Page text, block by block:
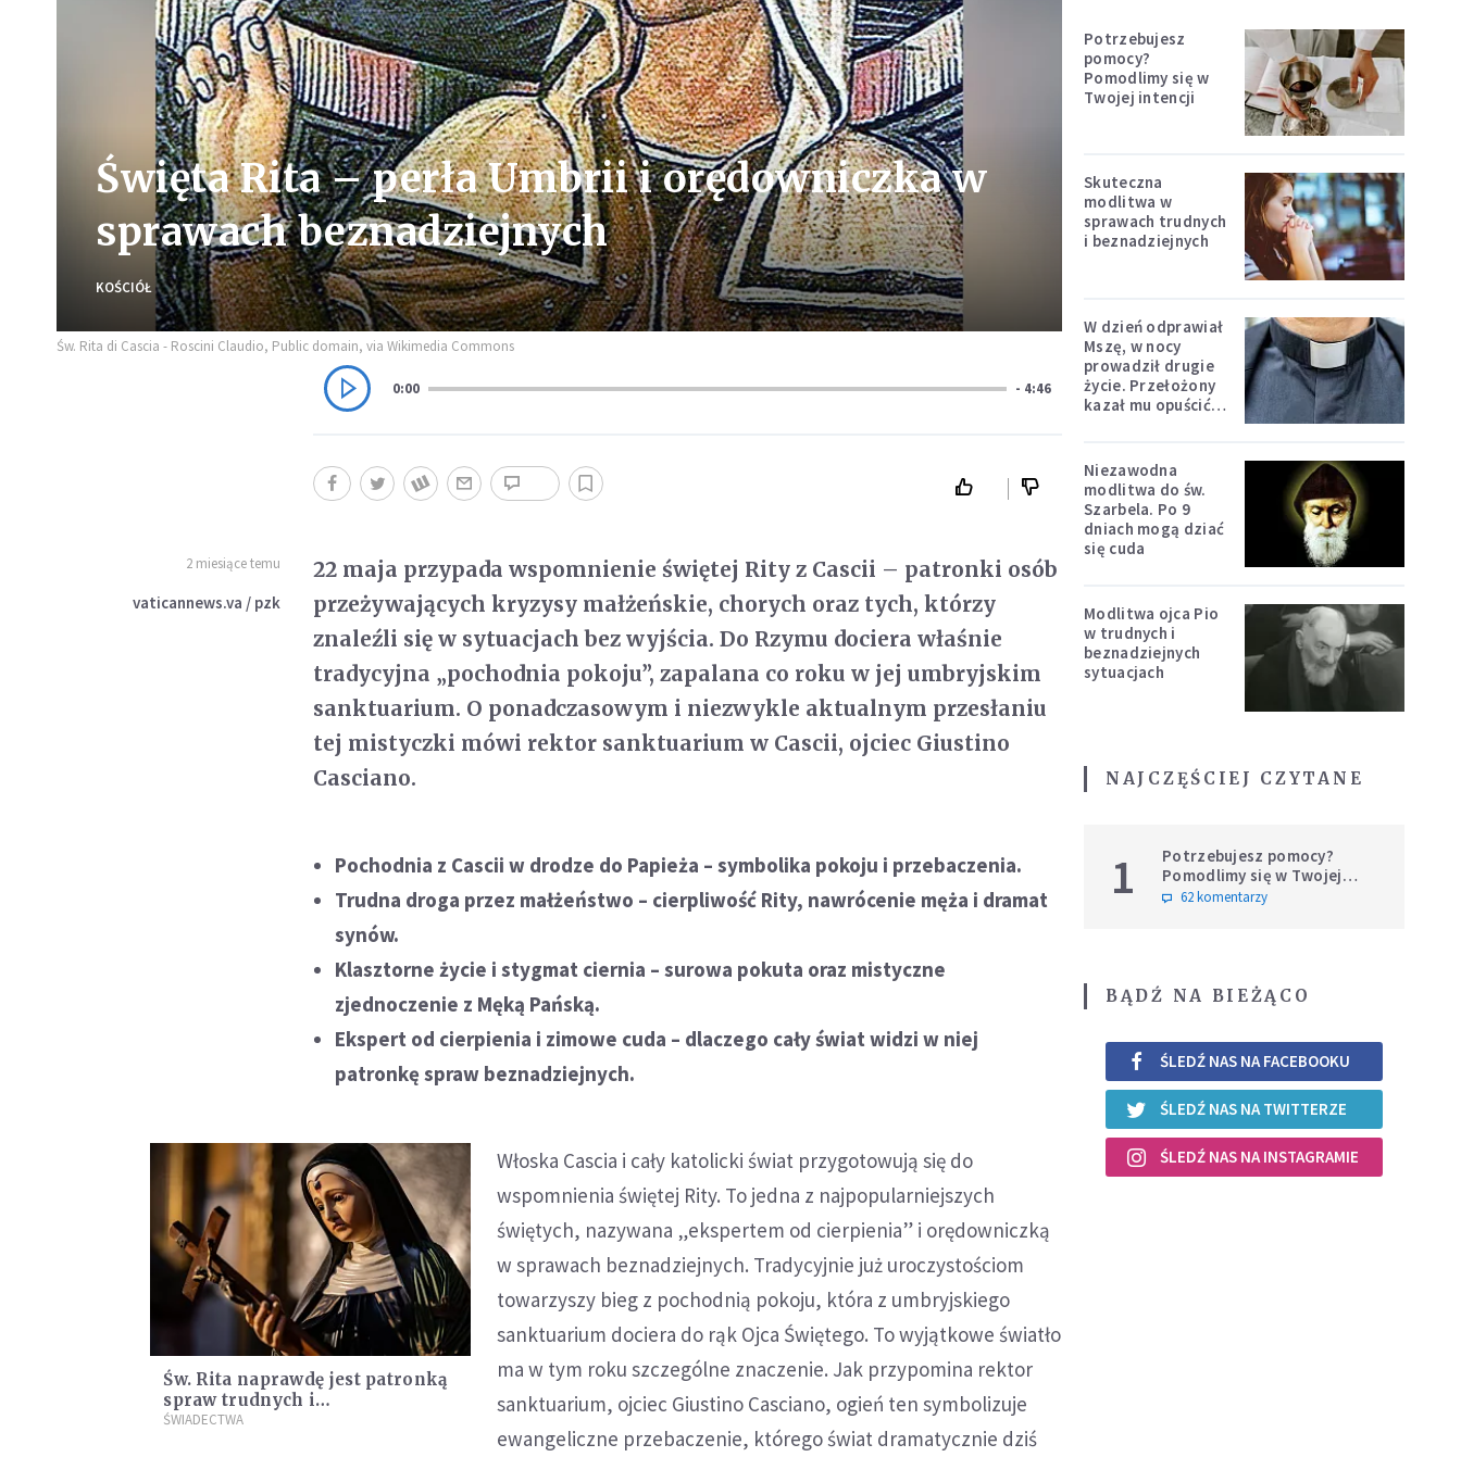
Święta Rita – perła Umbrii i orędowniczka w
sprawach beznadziejnych
KOŚCIÓŁ
Św. Rita di Cascia - Roscini Claudio, Public domain, via Wikimedia Commons
0:00 - 4:46
2 miesiące temu
vaticannews.va / pzk
22 maja przypada wspomnienie świętej Rity z Cascii – patronki osób
przeżywających kryzysy małżeńskie, chorych oraz tych, którzy
znaleźli się w sytuacjach bez wyjścia. Do Rzymu dociera właśnie
tradycyjna „pochodnia pokoju”, zapalana co roku w jej umbryjskim
sanktuarium. O ponadczasowym i niezwykle aktualnym przesłaniu
tej mistyczki mówi rektor sanktuarium w Cascii, ojciec Giustino
Casciano.
Pochodnia z Cascii w drodze do Papieża – symbolika pokoju i przebaczenia.
Trudna droga przez małżeństwo – cierpliwość Rity, nawrócenie męża i dramat
synów.
Klasztorne życie i stygmat ciernia – surowa pokuta oraz mistyczne
zjednoczenie z Męką Pańską.
Ekspert od cierpienia i zimowe cuda – dlaczego cały świat widzi w niej
patronkę spraw beznadziejnych.
Św. Rita naprawdę jest patronką
spraw trudnych i
beznadziejnych. Trzy
ŚWIADECTWA
Włoska Cascia i cały katolicki świat przygotowują się do
wspomnienia świętej Rity. To jedna z najpopularniejszych
świętych, nazywana „ekspertem od cierpienia” i orędowniczką
w sprawach beznadziejnych. Tradycyjnie już uroczystościom
towarzyszy bieg z pochodnią pokoju, która z umbryjskiego
sanktuarium dociera do rąk Ojca Świętego. To wyjątkowe światło
ma w tym roku szczególne znaczenie. Jak przypomina rektor
sanktuarium, ojciec Giustino Casciano, ogień ten symbolizuje
ewangeliczne przebaczenie, którego świat dramatycznie dziś
Potrzebujesz
pomocy?
Pomodlimy się w
Twojej intencji
Skuteczna
modlitwa w
sprawach trudnych
i beznadziejnych
W dzień odprawiał
Mszę, w nocy
prowadził drugie
życie. Przełożony
kazał mu opuścić
Niezawodna
modlitwa do św.
Szarbela. Po 9
dniach mogą dziać
się cuda
Modlitwa ojca Pio
w trudnych i
beznadziejnych
sytuacjach
NAJCZĘŚCIEJ CZYTANE
1
Potrzebujesz pomocy?
Pomodlimy się w Twojej
intencji
62 komentarzy
BĄDŹ NA BIEŻĄCO
ŚLEDŹ NAS NA FACEBOOKU
ŚLEDŹ NAS NA TWITTERZE
ŚLEDŹ NAS NA INSTAGRAMIE